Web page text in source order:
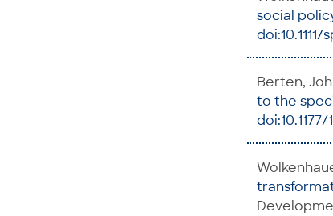
social
doi:10.1111/
Berten,
to the
doi:10.1177/